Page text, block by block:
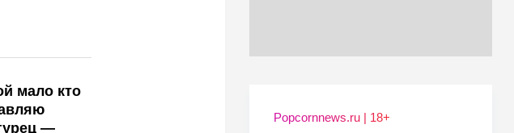
мало кто
—
Popcornnews.ru | 18+